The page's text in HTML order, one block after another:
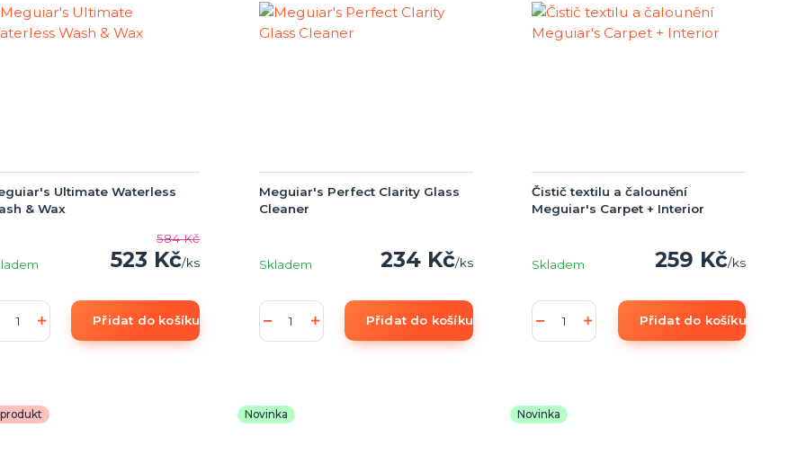
Ultimate Waterless
& Wax
584 Kč
523 Kč/ks
Přidat do košíku
Meguiar's Perfect Clarity Glass
Cleaner
234 Kč/ks
Skladem
Přidat do košíku
Čistič textilu a čalounění
Meguiar's Carpet + Interior
259 Kč/ks
Skladem
Přidat do košíku
Novinka Novinka